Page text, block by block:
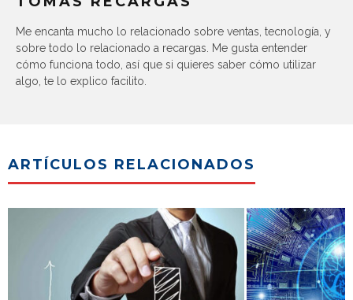
Me encanta mucho lo relacionado sobre ventas, tecnología, y
sobre todo lo relacionado a recargas. Me gusta entender
cómo funciona todo, así que si quieres saber cómo utilizar
algo, te lo explico facilito.
ARTÍCULOS RELACIONADOS